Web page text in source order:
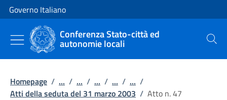
Vai al contenuto
Vai alla navigazione del sito
Governo Italiano
Conferenza Stato-città ed
autonomie locali Cerca
Homepage / ... / ... / ... / ... / ... /
Atti della seduta del 31 marzo 2003 / Atto n. 47